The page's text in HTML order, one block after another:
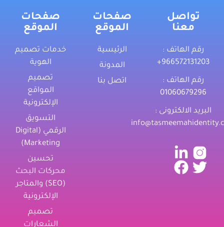
تواصل
معنا
رقم الهاتف :
‎+966572131203
رقم الهاتف :
01060679296
البريد الالكترونى :
صفحات
الموقع
الرئيسية
المدونة
اتصل بنا
صفحات
الموقع
خدمات تصميم
الهوية
تصميم
المواقع
الإلكترونية
التسويق
الرقمي (Digital
Marketing)
تحسين
محركات البحث
(SEO) والمتاجر
الإلكترونية
تصميم
الشعارات